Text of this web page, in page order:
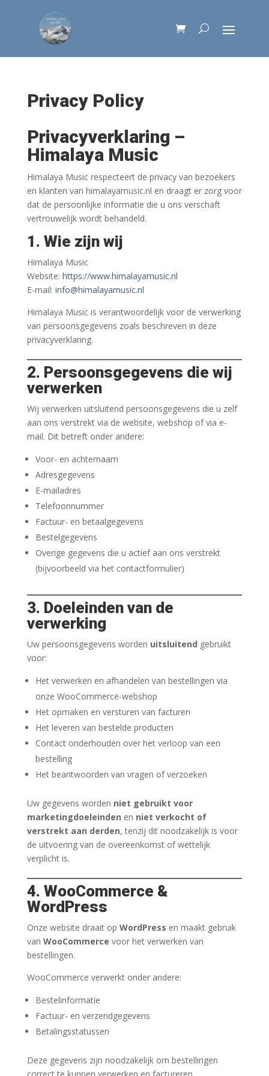
Privacy Policy
Privacyverklaring –
Himalaya Music
Himalaya Music respecteert de privacy van bezoekers
en klanten van himalayamusic.nl en draagt er zorg voor
dat de persoonlijke informatie die u ons verschaft
vertrouwelijk wordt behandeld.
1. Wie zijn wij
Himalaya Music
Website: https://www.himalayamusic.nl
E-mail: info@himalayamusic.nl
Himalaya Music is verantwoordelijk voor de verwerking
van persoonsgegevens zoals beschreven in deze
privacyverklaring.
2. Persoonsgegevens die wij
verwerken
Wij verwerken uitsluitend persoonsgegevens die u zelf
aan ons verstrekt via de website, webshop of via e-
mail. Dit betreft onder andere:
Voor- en achternaam
Adresgegevens
E-mailadres
Telefoonnummer
Factuur- en betaalgegevens
Bestelgegevens
Overige gegevens die u actief aan ons verstrekt
(bijvoorbeeld via het contactformulier)
3. Doeleinden van de
verwerking
Uw persoonsgegevens worden uitsluitend gebruikt
voor:
Het verwerken en afhandelen van bestellingen via
onze WooCommerce-webshop
Het opmaken en versturen van facturen
Het leveren van bestelde producten
Contact onderhouden over het verloop van een
bestelling
Het beantwoorden van vragen of verzoeken
Uw gegevens worden niet gebruikt voor
marketingdoeleinden en niet verkocht of
verstrekt aan derden, tenzij dit noodzakelijk is voor
de uitvoering van de overeenkomst of wettelijk
verplicht is.
4. WooCommerce &
WordPress
Onze website draait op WordPress en maakt gebruik
van WooCommerce voor het verwerken van
bestellingen.
WooCommerce verwerkt onder andere:
Bestelinformatie
Factuur- en verzendgegevens
Betalingsstatussen
Deze gegevens zijn noodzakelijk om bestellingen